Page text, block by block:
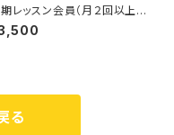
レッスン会員（月２回以上）1
スン40~50分/ 3500円
る